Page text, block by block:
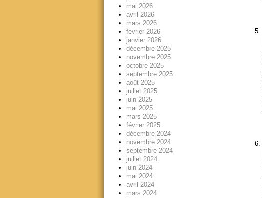
mai 2026
avril 2026
mars 2026
février 2026
janvier 2026
décembre 2025
novembre 2025
octobre 2025
septembre 2025
août 2025
juillet 2025
juin 2025
mai 2025
mars 2025
février 2025
décembre 2024
novembre 2024
septembre 2024
juillet 2024
juin 2024
mai 2024
avril 2024
mars 2024